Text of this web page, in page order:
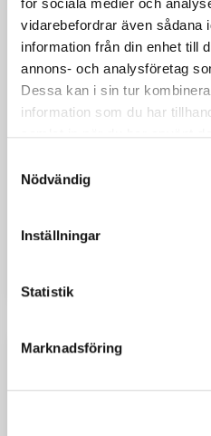
vidarebefordrar även sådana
information från din enhet till
annons- och analysföretag
Dessa kan i sin tur
information som du har
Nödvändig
Inställningar
Statistik
Marknadsföring
Möt Oliver
till hantverket